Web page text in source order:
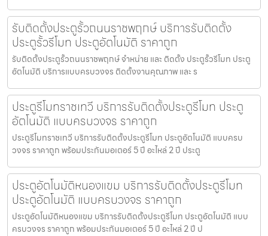
รับติดตั้งประตูรั้วถนนราชพฤกษ์ บริการรับติดตั้ง
ประตูรั้วรีโมท ประตูอัตโนมัติ ราคาถูก
รับติดตั้งประตูรั้วถนนราชพฤกษ์ จำหน่าย และ ติดตั้ง ประตูรั้วรีโมท ประตู
อัตโนมัติ บริการแบบครบวงจร ติดตั้งงานคุณภาพ และ ร
ประตูรีโมทราชเทวี บริการรับติดตั้งประตูรีโมท ประตู
อัตโนมัติ แบบครบวงจร ราคาถูก
ประตูรีโมทราชเทวี บริการรับติดตั้งประตูรีโมท ประตูอัตโนมัติ แบบครบ
วงจร ราคาถูก พร้อมประกันมอเตอร์ 5 ปี อะไหล่ 2 ปี ประตู
ประตูอัตโนมัติหนองแขม บริการรับติดตั้งประตูรีโมท
ประตูอัตโนมัติ แบบครบวงจร ราคาถูก
ประตูอัตโนมัติหนองแขม บริการรับติดตั้งประตูรีโมท ประตูอัตโนมัติ แบบ
ครบวงจร ราคาถูก พร้อมประกันมอเตอร์ 5 ปี อะไหล่ 2 ปี ป